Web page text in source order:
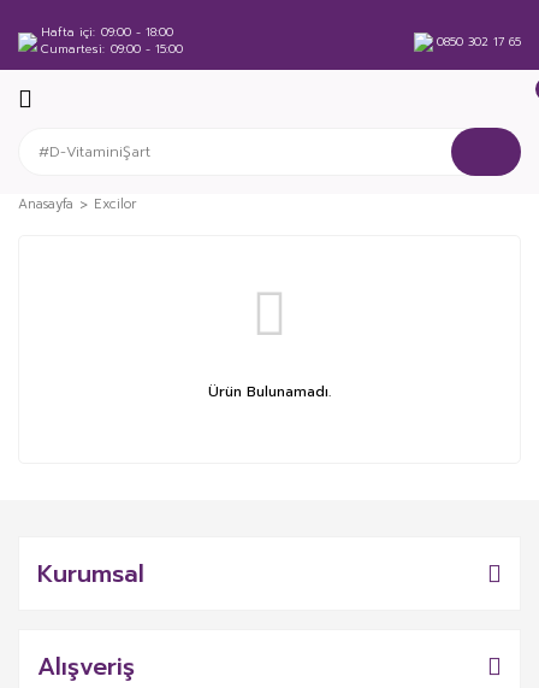
Hafta içi 09:00 - 18:00
Cumartesi 09:00 - 15:00 0850 302 17 65
Anasayfa Excilor
Ürün Bulunamadı.
Kurumsal
Alışveriş